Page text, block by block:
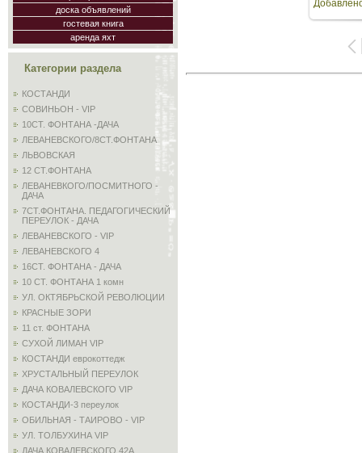
доска объявлений
гостевая книга
аренда яхт
Категории раздела
КОСТАНДИ
СОВИНЬОН - VIP
10СТ. ФОНТАНА -ДАЧА
ЛЕВАНЕВСКОГО/8СТ.ФОНТАНА
ЛЬВОВСКАЯ
12 СТ.ФОНТАНА
ЛЕВАНЕВКОГО/ПОСМИТНОГО -
ДАЧА
7СТ.ФОНТАНА. ПЕДАГОГИЧЕСКИЙ
ПЕРЕУЛОК - ДАЧА
ЛЕВАНЕВСКОГО - VIP
ЛЕВАНЕВСКОГО 4
16СТ. ФОНТАНА - ДАЧА
10 СТ. ФОНТАНА 1 комн
УЛ. ОКТЯБРЬСКОЙ РЕВОЛЮЦИИ
КРАСНЫЕ ЗОРИ
11 ст. ФОНТАНА
СУХОЙ ЛИМАН VIP
КОСТАНДИ еврокоттедж
ХРУСТАЛЬНЫЙ ПЕРЕУЛОК
ДАЧА КОВАЛЕВСКОГО VIP
КОСТАНДИ-3 переулок
ОБИЛЬНАЯ - ТАИРОВО - VIP
УЛ. ТОЛБУХИНА VIP
ДАЧА КОВАЛЕВСКОГО 42А